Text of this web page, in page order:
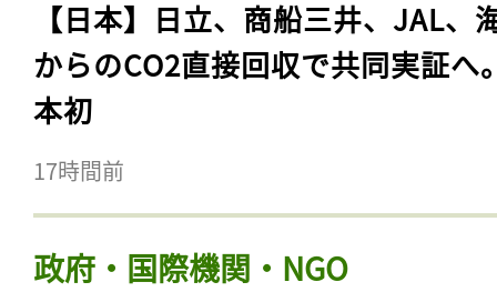
【日本】日立、商船三井、JAL、
からのCO2直接回収で共同実証へ
本初
17時間前
政府・国際機関・NGO